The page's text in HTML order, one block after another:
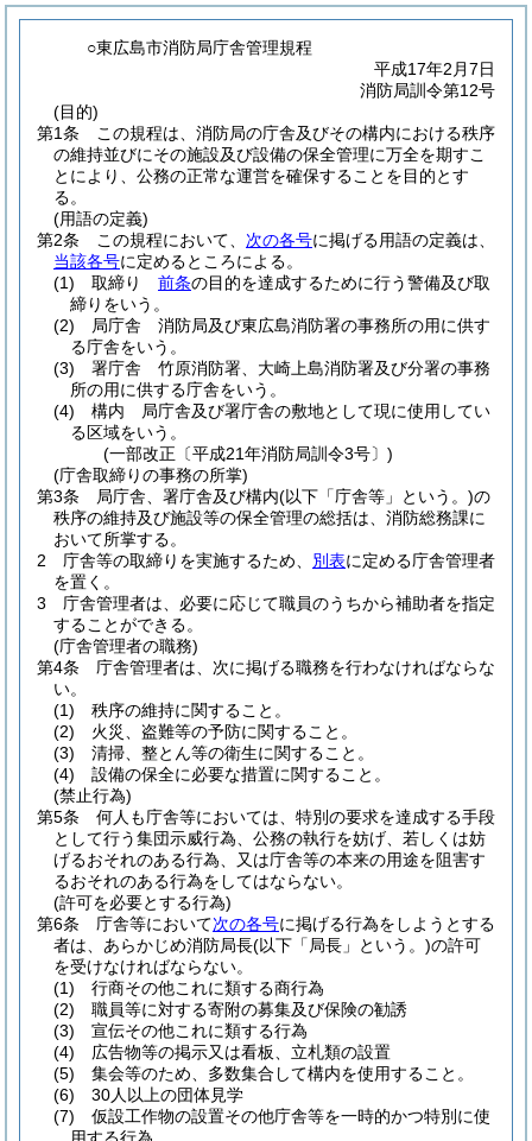
○東広島市消防局庁舎管理規程
平成17年2月7日
消防局訓令第12号
(目的)
第1条
この規程は、消防局の庁舎及びその構内における秩序
の維持並びにその施設及び設備の保全管理に万全を期すこ
とにより、公務の正常な運営を確保することを目的とす
る。
(用語の定義)
第2条
この規程において、 次の各号に掲げる用語の定義は、
当該各号に定めるところによる。
(1)
取締り 前条の目的を達成するために行う警備及び取
締りをいう。
(2)
局庁舎 消防局及び東広島消防署の事務所の用に供す
る庁舎をいう。
(3)
署庁舎 竹原消防署、大崎上島消防署及び分署の事務
所の用に供する庁舎をいう。
(4)
構内 局庁舎及び署庁舎の敷地として現に使用してい
る区域をいう。
(一部改正〔平成21年消防局訓令3号〕)
(庁舎取締りの事務の所掌)
第3条
局庁舎、署庁舎及び構内(以下「庁舎等」という。)の
秩序の維持及び施設等の保全管理の総括は、消防総務課に
おいて所掌する。
2
庁舎等の取締りを実施するため、 別表に定める庁舎管理者
を置く。
3
庁舎管理者は、必要に応じて職員のうちから補助者を指定
することができる。
(庁舎管理者の職務)
第4条
庁舎管理者は、次に掲げる職務を行わなければならな
い。
(1)
秩序の維持に関すること。
(2)
火災、盗難等の予防に関すること。
(3)
清掃、整とん等の衛生に関すること。
(4)
設備の保全に必要な措置に関すること。
(禁止行為)
第5条
何人も庁舎等においては、特別の要求を達成する手段
として行う集団示威行為、公務の執行を妨げ、若しくは妨
げるおそれのある行為、又は庁舎等の本来の用途を阻害す
るおそれのある行為をしてはならない。
(許可を必要とする行為)
第6条
庁舎等において次の各号に掲げる行為をしようとする
者は、あらかじめ消防局長(以下「局長」という。)の許可
を受けなければならない。
(1)
行商その他これに類する商行為
(2)
職員等に対する寄附の募集及び保険の勧誘
(3)
宣伝その他これに類する行為
(4)
広告物等の掲示又は看板、立札類の設置
(5)
集会等のため、多数集合して構内を使用すること。
(6)
30人以上の団体見学
(7)
仮設工作物の設置その他庁舎等を一時的かつ特別に使